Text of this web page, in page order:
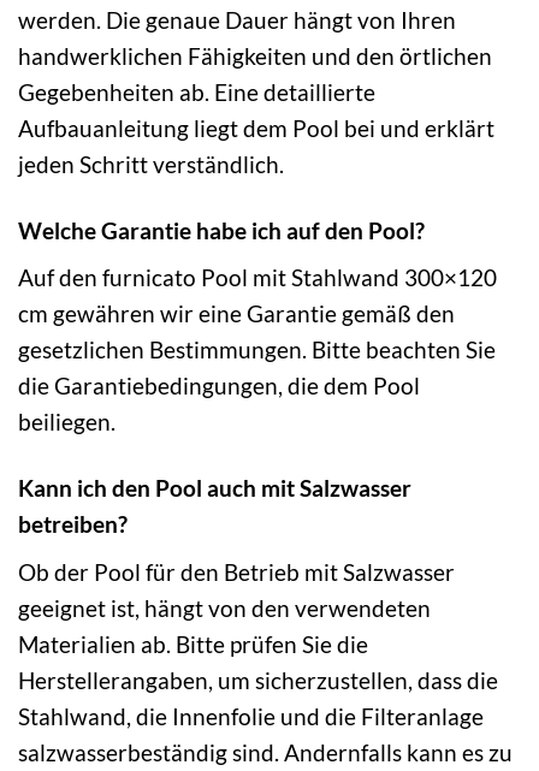
werden. Die genaue Dauer hängt von Ihren
handwerklichen Fähigkeiten und den örtlichen
Gegebenheiten ab. Eine detaillierte
Aufbauanleitung liegt dem Pool bei und erklärt
jeden Schritt verständlich.
Welche Garantie habe ich auf den Pool?
Auf den furnicato Pool mit Stahlwand 300×120
cm gewähren wir eine Garantie gemäß den
gesetzlichen Bestimmungen. Bitte beachten Sie
die Garantiebedingungen, die dem Pool
beiliegen.
Kann ich den Pool auch mit Salzwasser
betreiben?
Ob der Pool für den Betrieb mit Salzwasser
geeignet ist, hängt von den verwendeten
Materialien ab. Bitte prüfen Sie die
Herstellerangaben, um sicherzustellen, dass die
Stahlwand, die Innenfolie und die Filteranlage
salzwasserbeständig sind. Andernfalls kann es zu